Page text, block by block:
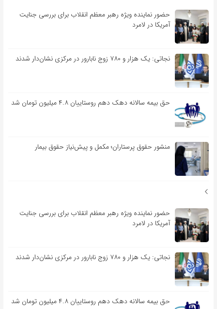
حضور نماینده ویژه رهبر معظم انقلاب برای بررسی جنایت
آمریکا در لامرد
نجاتی: یک هزار و ۷۸۰ زوج نابارور در مرکزی نشان‌دار شدند
حق بیمه سالانه دهک دهم روستاییان ۴.۸ میلیون تومان شد
منشور حقوق پرستاران؛ مکمل و پیش‌نیاز حقوق بیمار
حضور نماینده ویژه رهبر معظم انقلاب برای بررسی جنایت
آمریکا در لامرد
نجاتی: یک هزار و ۷۸۰ زوج نابارور در مرکزی نشان‌دار شدند
حق بیمه سالانه دهک دهم روستاییان ۴.۸ میلیون تومان شد